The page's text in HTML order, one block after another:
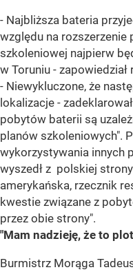
- Najbliższa bateria
względu na
szkoleniowej najpierw
w Toruniu -
- Niewykluczone, że
lokalizacje -
pobytów baterii są
planów szkoleniowych".
wykorzystywania innych
wyszedł z polskiej
amerykańska, rzecznik
kwestie związane z
przez obie strony".
"Mam nadzieję, że to
Burmistrz Morąga